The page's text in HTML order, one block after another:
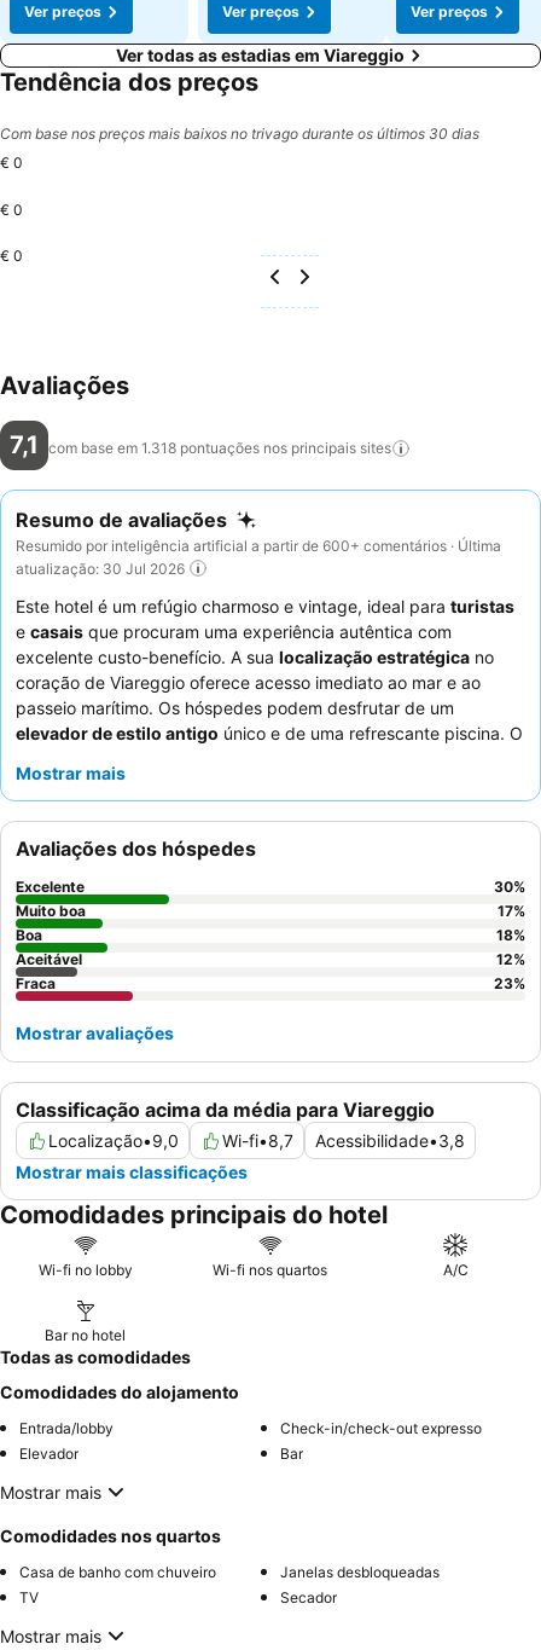
Ver preços
Ver preços
Ver preços
Ver todas as estadias em Viareggio
Tendência dos preços
Com base nos preços mais baixos no trivago durante os últimos 30 dias
€ 0
€ 0
€ 0
Avaliações
7,1 com base em 1.318 pontuações nos principais sites
Resumo de avaliações
Resumido por inteligência artificial a partir de 600+ comentários · Última
atualização: 30 Jul 2026
Este hotel é um refúgio charmoso e vintage, ideal para turistas
e casais que procuram uma experiência autêntica com
excelente custo-benefício. A sua localização estratégica no
coração de Viareggio oferece acesso imediato ao mar e ao
passeio marítimo. Os hóspedes podem desfrutar de um
elevador de estilo antigo único e de uma refrescante piscina. O
comportamento acolhedor, complementando as experiências
abundante
buffet de pequeno-almoço
desejam vistas panorâmicas, muitos quartos oferecem
pitorescas
Mostrar mais
Classificação acima da média para Viareggio
Localização•9,0 Wi-fi•8,7 Acessibilidade•3,8
Mostrar mais classificações
Avaliações dos hóspedes
Excelente 30%
Muito boa
17%
Boa
18%
Aceitável
12%
Fraca
23%
Mostrar avaliações
Comodidades principais do hotel
Wi-fi no lobby Wi-fi nos quartos A/C
Bar no hotel
Todas as comodidades
Comodidades do alojamento
Entrada/lobby
Check-in/check-out expresso
Elevador
Bar
Mostrar mais
Comodidades nos quartos
Casa de banho com chuveiro
Janelas desbloqueadas
TV
Secador
Mostrar mais